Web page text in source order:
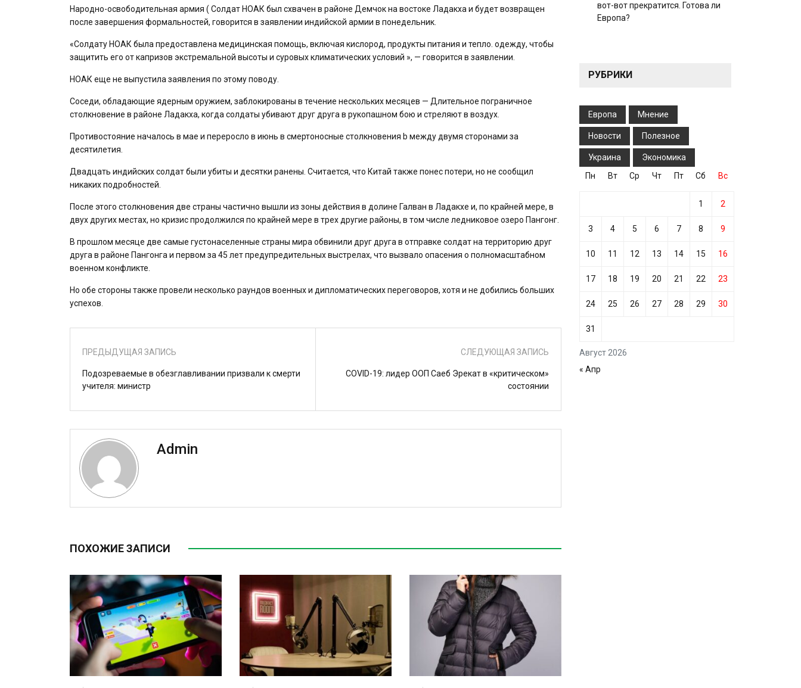
Народно-освободительная армия ( Солдат НОАК был схвачен в районе Демчок на востоке Ладакха и будет возвращен
после завершения формальностей, говорится в заявлении индийской армии в понедельник.
«Солдату НОАК была предоставлена ​​медицинская помощь, включая кислород, продукты питания и тепло. одежду, чтобы
защитить его от капризов экстремальной высоты и суровых климатических условий », — говорится в заявлении.
НОАК еще не выпустила заявления по этому поводу.
Соседи, обладающие ядерным оружием, заблокированы в течение нескольких месяцев — Длительное пограничное
столкновение в районе Ладакха, когда солдаты убивают друг друга в рукопашном бою и стреляют в воздух.
Противостояние началось в мае и переросло в июнь в смертоносные столкновения b между двумя сторонами за
десятилетия.
Двадцать индийских солдат были убиты и десятки ранены. Считается, что Китай также понес потери, но не сообщил
никаких подробностей.
После этого столкновения две страны частично вышли из зоны действия в долине Галван в Ладакхе и, по крайней мере, в
двух других местах, но кризис продолжился по крайней мере в трех другие районы, в том числе ледниковое озеро Пангонг.
В прошлом месяце две самые густонаселенные страны мира обвинили друг друга в отправке солдат на территорию друг
друга в районе Пангонга и первом за 45 лет предупредительных выстрелах, что вызвало опасения о полномасштабном
военном конфликте.
Но обе стороны также провели несколько раундов военных и дипломатических переговоров, хотя и не добились больших
успехов.
ПРЕДЫДУЩАЯ ЗАПИСЬ
Подозреваемые в обезглавливании призвали к смерти
учителя: министр
СЛЕДУЮЩАЯ ЗАПИСЬ
COVID-19: лидер ООП Саеб Эрекат в «критическом»
состоянии
Admin
ПОХОЖИЕ ЗАПИСИ
вот-вот прекратится. Готова ли
Европа?
РУБРИКИ
Европа Мнение
Новости Полезное
Украина Экономика
Август 2026
Пн Вт Ср Чт Пт Сб Вс
1 2
3 4 5 6 7 8 9
10 11 12 13 14 15 16
17 18 19 20 21 22 23
24 25 26 27 28 29 30
31
« Апр